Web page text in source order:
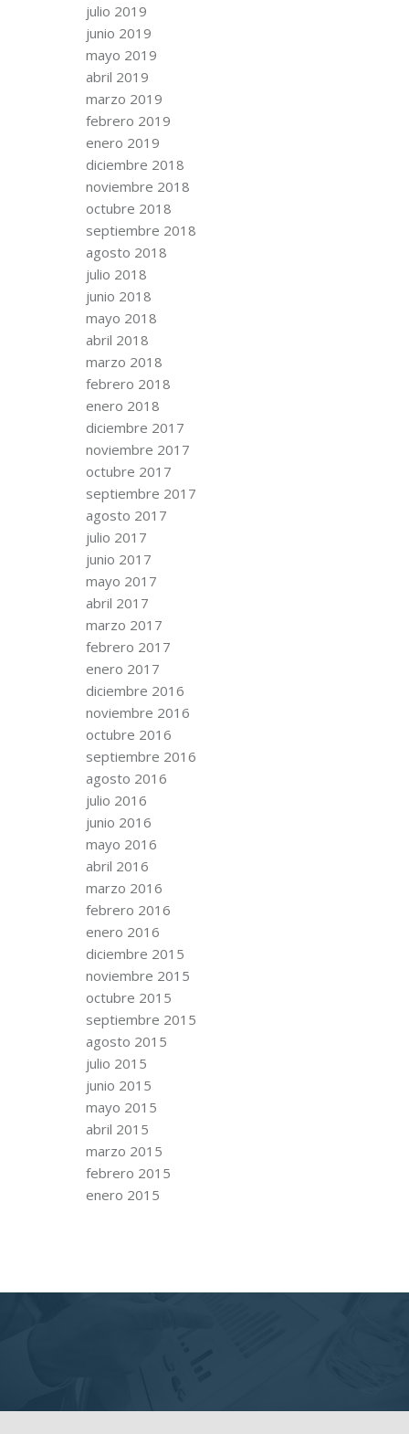
julio 2019
junio 2019
mayo 2019
abril 2019
marzo 2019
febrero 2019
enero 2019
diciembre 2018
noviembre 2018
octubre 2018
septiembre 2018
agosto 2018
julio 2018
junio 2018
mayo 2018
abril 2018
marzo 2018
febrero 2018
enero 2018
diciembre 2017
noviembre 2017
octubre 2017
septiembre 2017
agosto 2017
julio 2017
junio 2017
mayo 2017
abril 2017
marzo 2017
febrero 2017
enero 2017
diciembre 2016
noviembre 2016
octubre 2016
septiembre 2016
agosto 2016
julio 2016
junio 2016
mayo 2016
abril 2016
marzo 2016
febrero 2016
enero 2016
diciembre 2015
noviembre 2015
octubre 2015
septiembre 2015
agosto 2015
julio 2015
junio 2015
mayo 2015
abril 2015
marzo 2015
febrero 2015
enero 2015